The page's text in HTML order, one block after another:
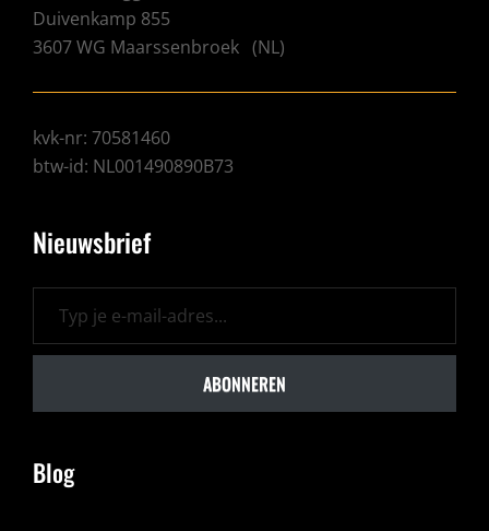
Duivenkamp 855
3607 WG Maarssenbroek (NL)
kvk-nr: 70581460
btw-id: NL001490890B73
Nieuwsbrief
Typ je e-mail-adres...
ABONNEREN
Blog